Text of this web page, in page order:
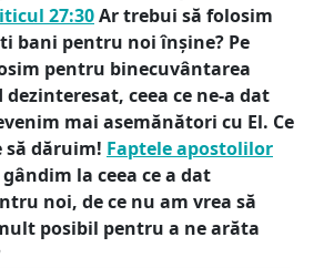
27:30Ar trebui să folosim
bani pentru noi înșine? Pe
pentru binecuvântarea
ceea ce ne-a dat
mai asemănători cu El. Ce
să dăruim! Faptele apostolilor
gândim la ceea ce a dat
noi, de ce nu am vrea să
posibil pentru a ne arăta